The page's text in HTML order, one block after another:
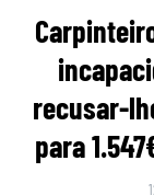
recusar-
para